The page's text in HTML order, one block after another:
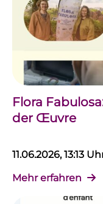
Flora
der Œuvre
11.06.2026, 13:13
Mehr erfahren